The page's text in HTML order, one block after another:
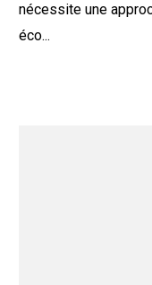
nécessite une
éco...